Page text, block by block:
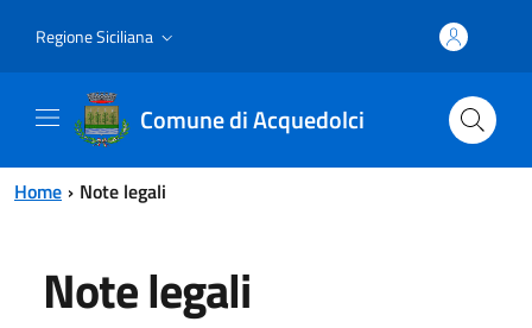
Regione Siciliana
Comune di Acquedolci
Home Note legali
Note legali